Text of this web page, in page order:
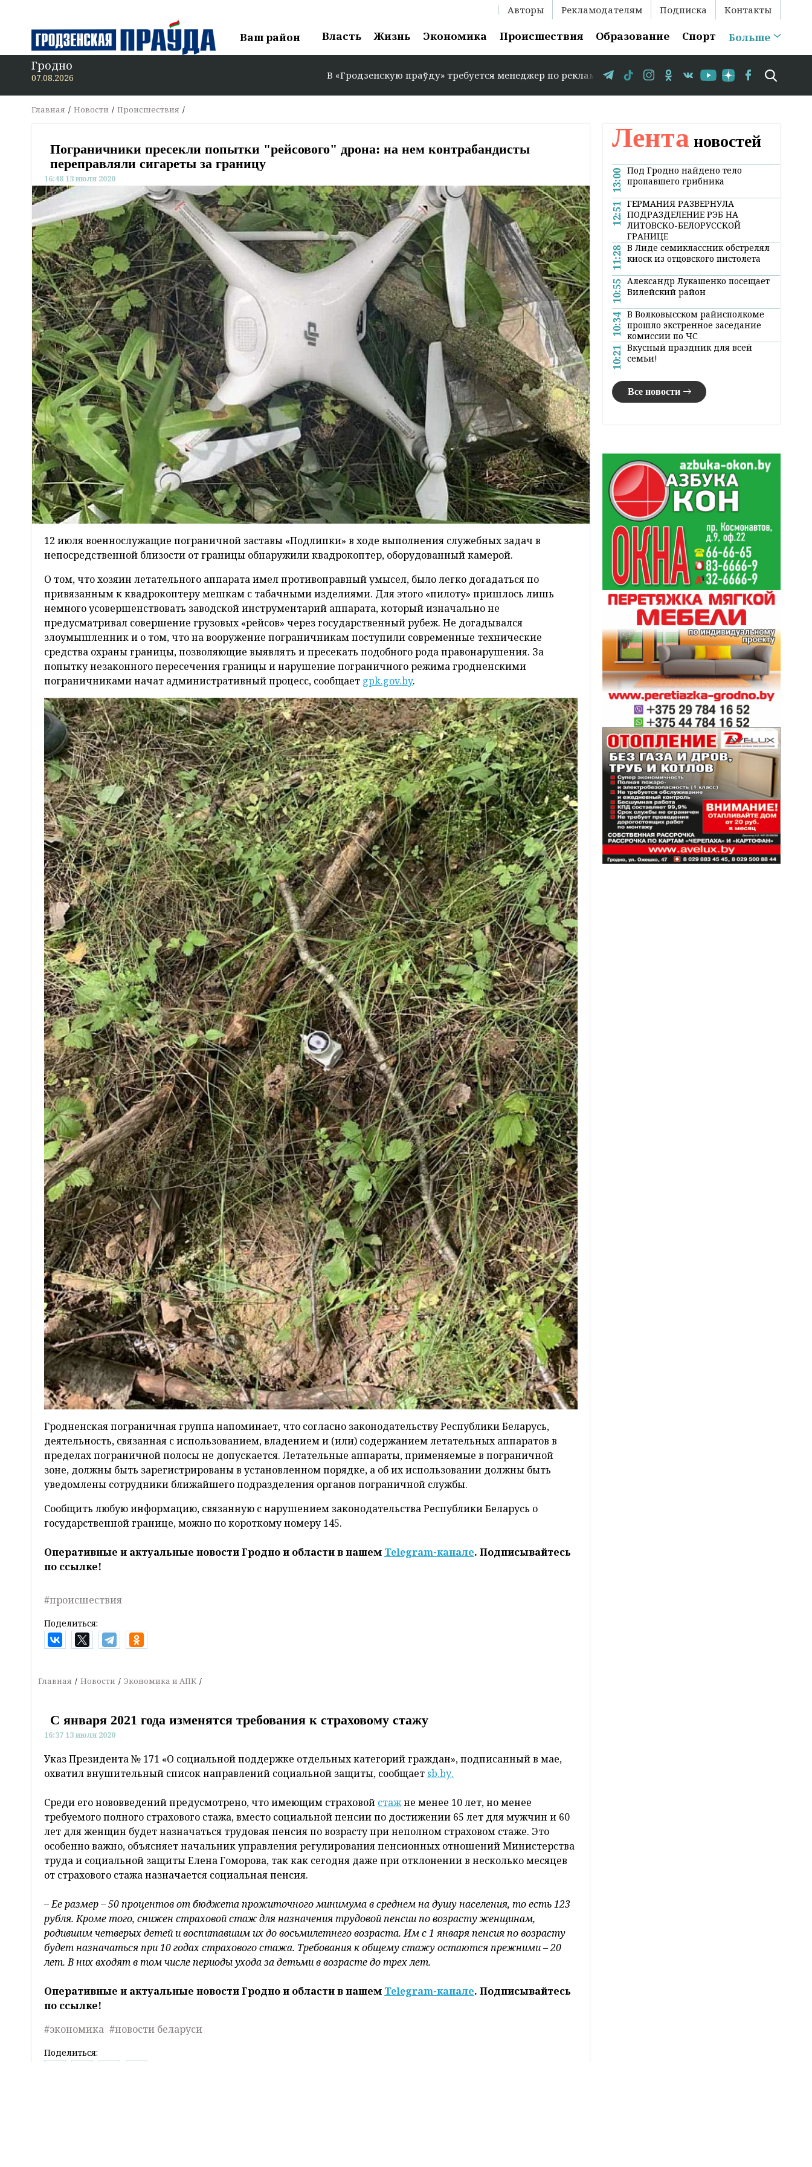
Авторы Рекламодателям Подписка Контакты
Ваш район Власть Жизнь Экономика Происшествия Образование Спорт Больше
Гродно
07.08.2026 В «Гродзенскую праўду» требуется менеджер по рекламе: +375 29 583-35-86 // В Гродно временно закрывается
Главная Новости Происшествия
Пограничники пресекли попытки "рейсового" дрона: на нем контрабандисты
переправляли сигареты за границу
16:48 13 июля 2020
12 июля военнослужащие пограничной заставы «Подлипки» в ходе выполнения служебных задач в
непосредственной близости от границы обнаружили квадрокоптер, оборудованный камерой.
О том, что хозяин летательного аппарата имел противоправный умысел, было легко догадаться по
привязанным к квадрокоптеру мешкам с табачными изделиями. Для этого «пилоту» пришлось лишь
немного усовершенствовать заводской инструментарий аппарата, который изначально не
предусматривал совершение грузовых «рейсов» через государственный рубеж. Не догадывался
злоумышленник и о том, что на вооружение пограничникам поступили современные технические
средства охраны границы, позволяющие выявлять и пресекать подобного рода правонарушения. За
попытку незаконного пересечения границы и нарушение пограничного режима гродненскими
пограничниками начат административный процесс, сообщает gpk.gov.by.
Гродненская пограничная группа напоминает, что согласно законодательству Республики Беларусь,
деятельность, связанная с использованием, владением и (или) содержанием летательных аппаратов в
пределах пограничной полосы не допускается. Летательные аппараты, применяемые в пограничной
зоне, должны быть зарегистрированы в установленном порядке, а об их использовании должны быть
уведомлены сотрудники ближайшего подразделения органов пограничной службы.
Сообщить любую информацию, связанную с нарушением законодательства Республики Беларусь о
государственной границе, можно по короткому номеру 145.
Оперативные и актуальные новости Гродно и области в нашем Telegram-канале. Подписывайтесь
по ссылке!
#происшествия
Поделиться:
Главная Новости Экономика и АПК
С января 2021 года изменятся требования к страховому стажу
16:37 13 июля 2020
Лента новостей
13:00 Под Гродно найдено тело
пропавшего грибника
12:51 ГЕРМАНИЯ РАЗВЕРНУЛА
ПОДРАЗДЕЛЕНИЕ РЭБ НА
ЛИТОВСКО-БЕЛОРУССКОЙ
ГРАНИЦЕ
11:28 В Лиде семиклассник обстрелял
киоск из отцовского пистолета
10:55
Александр Лукашенко посещает
Вилейский район
10:34 В Волковысском райисполкоме
прошло экстренное заседание
комиссии по ЧС
10:21 Вкусный праздник для всей
семьи!
Все новости